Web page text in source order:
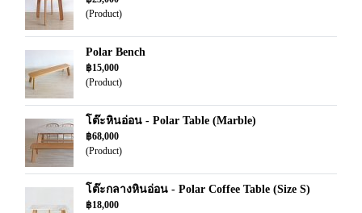
(Product)
Polar Bench
฿15,000
(Product)
โต๊ะหินอ่อน - Polar Table (Marble)
฿68,000
(Product)
โต๊ะกลางหินอ่อน - Polar Coffee Table (Size S)
฿18,000